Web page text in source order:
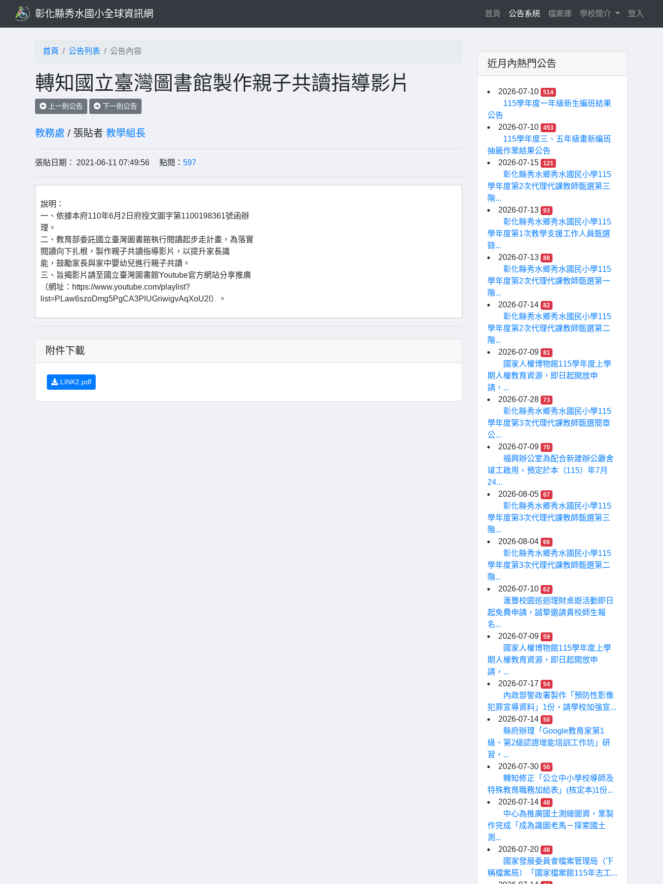
彰化縣秀水國小全球資訊網 首頁 (current)
公告系統 檔案庫 學校簡介 登入
首頁 公告列表 公告內容
轉知國立臺灣圖書館製作親子共讀指導影片
上一則公告 下一則公告
教務處 / 張貼者 教學組長
張貼日期： 2021-06-11 07:49:56 點閱： 597
說明：
一、依據本府110年6月2日府授文圖字第1100198361號函辦
理。
二、教育部委託國立臺灣圖書館執行閱讀起步走計畫，為落實
閱讀向下扎根，製作親子共讀指導影片，以提升家長識
能，鼓勵家長與家中嬰幼兒進行親子共讀。
三、旨揭影片請至國立臺灣圖書館Youtube官方網站分享推廣
（網址：https://www.youtube.com/playlist?
list=PLaw6szoDmg5PgCA3PlUGriwigvAqXoU2I）。
附件下載
LINK2.pdf
近月內熱門公告
2026-07-10 514
115學年度一年級新生編班結果
公告
2026-07-10
453
115學年度三、五年級重新編班
抽籤作業結果公告
2026-07-15
121
彰化縣秀水鄉秀水國民小學115
學年度第2次代理代課教師甄選第三
階...
2026-07-13
93
彰化縣秀水鄉秀水國民小學115
學年度第1次教學支援工作人員甄選
錄...
2026-07-13
88
彰化縣秀水鄉秀水國民小學115
學年度第2次代理代課教師甄選第一
階...
2026-07-14
82
彰化縣秀水鄉秀水國民小學115
學年度第2次代理代課教師甄選第二
階...
2026-07-09
81
國家人權博物館115學年度上學
期人權教育資源，即日起開放申
請，...
2026-07-28
73
彰化縣秀水鄉秀水國民小學115
學年度第3次代理代課教師甄選簡章
公...
2026-07-09
70
福興辦公室為配合新建辦公廳舍
竣工啟用，預定於本（115）年7月
24...
2026-08-05
67
彰化縣秀水鄉秀水國民小學115
學年度第3次代理代課教師甄選第三
階...
2026-08-04
66
彰化縣秀水鄉秀水國民小學115
學年度第3次代理代課教師甄選第二
階...
2026-07-10
62
滙豐校園巡迴理財桌遊活動即日
起免費申請，誠摯邀請貴校師生報
名...
2026-07-09
59
國家人權博物館115學年度上學
期人權教育資源，即日起開放申
請，...
2026-07-17
54
內政部警政署製作「預防性影像
犯罪宣導資料」1份，請學校加強宣...
2026-07-14
50
縣府辦理「Google教育家第1
級、第2級認證增能培訓工作坊」研
習，...
2026-07-30
50
轉知修正「公立中小學校導師及
特殊教育職務加給表」(核定本)1份...
2026-07-14
48
中心為推廣國土測繪圖資，業製
作完成「成為識圖老馬－探索國土
測...
2026-07-20
48
國家發展委員會檔案管理局（下
稱檔案局）「國家檔案館115年志工...